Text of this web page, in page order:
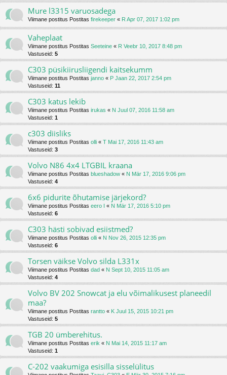
Mure l3315 varuosadega
Viimane postitus Postitas firekeeper « R Apr 07, 2017 1:02 pm
Vaheplaat
Viimane postitus Postitas Seeteine « R Veebr 10, 2017 8:48 pm
Vastuseid: 5
C303 püsikiirusliigendi kaitsekumm
Viimane postitus Postitas janno « P Jaan 22, 2017 2:54 pm
Vastuseid: 11
C303 katus lekib
Viimane postitus Postitas irukas « N Juul 07, 2016 11:58 am
Vastuseid: 1
c303 diisliks
Viimane postitus Postitas olli « T Mai 17, 2016 11:43 am
Vastuseid: 3
Volvo N86 4x4 LTGBIL kraana
Viimane postitus Postitas blueshadow « N Mär 17, 2016 9:06 pm
Vastuseid: 4
6x6 pidurite õhutamise järjekord?
Viimane postitus Postitas eero I « N Mär 17, 2016 5:10 pm
Vastuseid: 6
C303 hästi sobivad esiistmed?
Viimane postitus Postitas olli « N Nov 26, 2015 12:35 pm
Vastuseid: 6
Torsen väikse Volvo silda L331x
Viimane postitus Postitas dad « N Sept 10, 2015 11:05 am
Vastuseid: 4
Volvo BV 202 Snowcat ja elu võimalikusest planeedil
maa?
Viimane postitus Postitas rantto « K Juul 15, 2015 10:21 pm
Vastuseid: 5
TGB 20 ümberehitus.
Viimane postitus Postitas erik « N Mai 14, 2015 11:17 am
Vastuseid: 1
C-202 vaakumiga esisilla sisselülitus